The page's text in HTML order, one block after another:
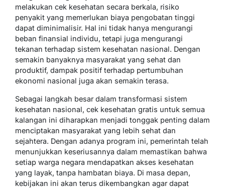
melakukan cek kesehatan secara berkala, risiko
penyakit yang memerlukan biaya pengobatan tinggi
dapat diminimalisir. Hal ini tidak hanya mengurangi
beban finansial individu, tetapi juga mengurangi
tekanan terhadap sistem kesehatan nasional. Dengan
semakin banyaknya masyarakat yang sehat dan
produktif, dampak positif terhadap pertumbuhan
ekonomi nasional juga akan semakin terasa.
Sebagai langkah besar dalam transformasi sistem
kesehatan nasional, cek kesehatan gratis untuk semua
kalangan ini diharapkan menjadi tonggak penting dalam
menciptakan masyarakat yang lebih sehat dan
sejahtera. Dengan adanya program ini, pemerintah telah
menunjukkan keseriusannya dalam memastikan bahwa
setiap warga negara mendapatkan akses kesehatan
yang layak, tanpa hambatan biaya. Di masa depan,
kebijakan ini akan terus dikembangkan agar dapat